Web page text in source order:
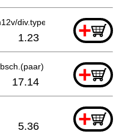
div.typen H70sa+
1.23
For Sin,mal
+
17.14
+
5.36